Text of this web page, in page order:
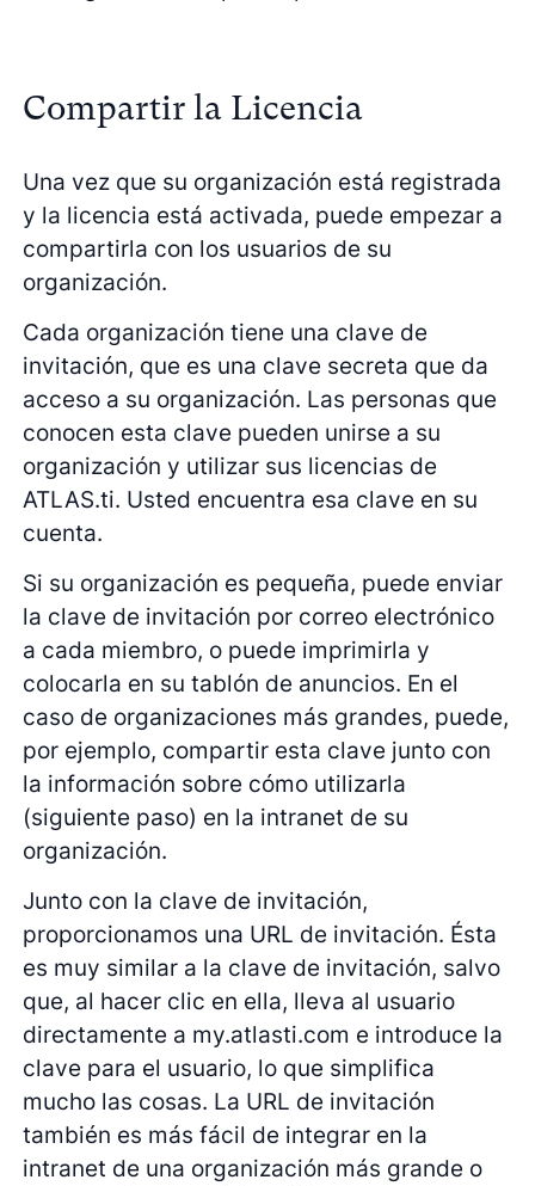
Compartir la Licencia
Una vez que su organización está registrada
y la licencia está activada, puede empezar a
compartirla con los usuarios de su
organización.
Cada organización tiene una clave de
invitación, que es una clave secreta que da
acceso a su organización. Las personas que
conocen esta clave pueden unirse a su
organización y utilizar sus licencias de
ATLAS.ti. Usted encuentra esa clave en su
cuenta.
Si su organización es pequeña, puede enviar
la clave de invitación por correo electrónico
a cada miembro, o puede imprimirla y
colocarla en su tablón de anuncios. En el
caso de organizaciones más grandes, puede,
por ejemplo, compartir esta clave junto con
la información sobre cómo utilizarla
(siguiente paso) en la intranet de su
organización.
Junto con la clave de invitación,
proporcionamos una URL de invitación. Ésta
es muy similar a la clave de invitación, salvo
que, al hacer clic en ella, lleva al usuario
directamente a my.atlasti.com e introduce la
clave para el usuario, lo que simplifica
mucho las cosas. La URL de invitación
también es más fácil de integrar en la
intranet de una organización más grande o